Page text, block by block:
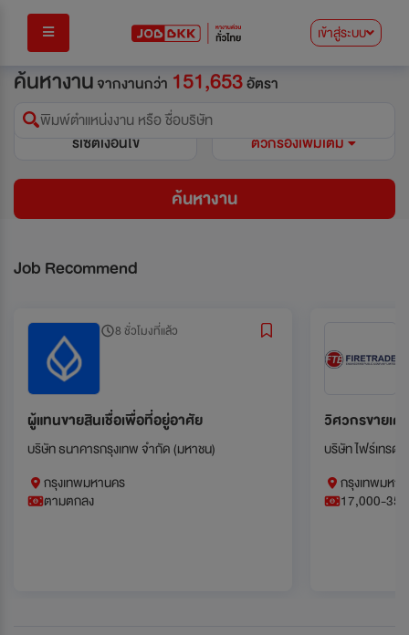
เข้าสู่ระบบ
ค้นหางานจากงานกว่า 151,653อัตรา
พิมพ์ตำแหน่งงาน หรือ ชื่อบริษัท
รีเซ็ตเงื่อนไข
ตัวกรองเพิ่มเติม
ค้นหางาน
Job Recommend
8 ชั่วโมงที่แล้ว
ผู้แทนขายสินเชื่อเพื่อที่อยู่อาศัย
บริษัท ธนาคารกรุงเทพ จำกัด (มหาชน)
กรุงเทพมหานคร
ตามตกลง
วิศวกรขายเค
บริษัท ไฟร์เทรด
กรุงเทพมหา
17,000-